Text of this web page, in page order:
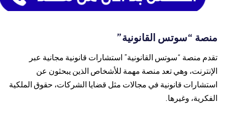
منصة “سوتس القانونية”
تقدم منصة “سوتس القانونية” استشارات قانونية مجانية عبر
الإنترنت، وهي تعد منصة مهمة للأشخاص الذين يبحثون عن
استشارات قانونية في مجالات مثل قضايا الشركات، حقوق الملكية
الفكرية، وغيرها.